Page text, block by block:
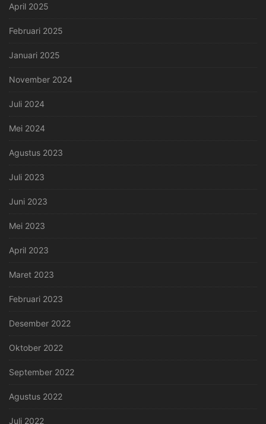
April 2025
Februari 2025
Januari 2025
November 2024
Juli 2024
Mei 2024
Agustus 2023
Juli 2023
Juni 2023
Mei 2023
April 2023
Maret 2023
Februari 2023
Desember 2022
Oktober 2022
September 2022
Agustus 2022
Juli 2022